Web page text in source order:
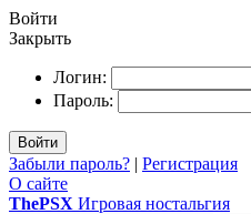
Войти
Закрыть
Логин:
Пароль:
Войти
Забыли пароль? | Регистрация
О сайте
ThePSX Игровая ностальгия